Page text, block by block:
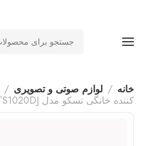
خانه لوازم صوتی و تصویری
کننده خانگی تسکو مدل TS1020DJ